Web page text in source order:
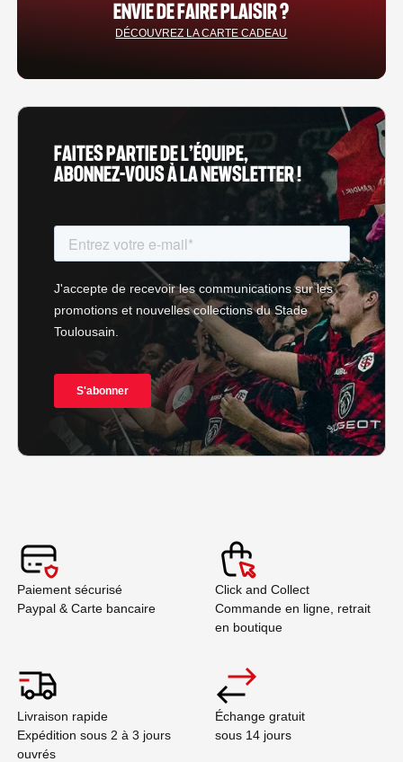
ENVIE DE FAIRE PLAISIR ?
DÉCOUVREZ LA CARTE CADEAU
FAITES PARTIE DE L’ÉQUIPE,
ABONNEZ-VOUS À LA NEWSLETTER !
Paiement sécurisé
Paypal & Carte bancaire
Click and Collect
Commande en ligne, retrait
en boutique
Livraison rapide
Expédition sous 2 à 3 jours
ouvrés
Échange gratuit
sous 14 jours